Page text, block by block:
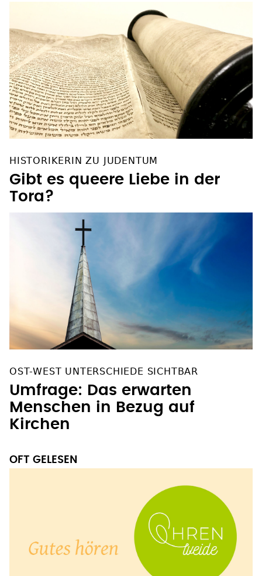
HISTORIKERIN ZU JUDENTUM
Gibt es queere Liebe in der
Tora?
OST-WEST UNTERSCHIEDE SICHTBAR
Umfrage: Das erwarten
Menschen in Bezug auf
Kirchen
OFT GELESEN